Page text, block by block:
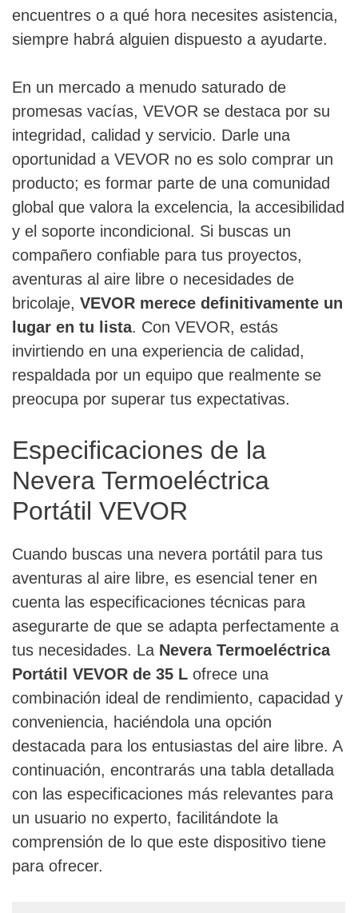
encuentres o a qué hora necesites asistencia,
siempre habrá alguien dispuesto a ayudarte.
En un mercado a menudo saturado de
promesas vacías, VEVOR se destaca por su
integridad, calidad y servicio. Darle una
oportunidad a VEVOR no es solo comprar un
producto; es formar parte de una comunidad
global que valora la excelencia, la accesibilidad
y el soporte incondicional. Si buscas un
compañero confiable para tus proyectos,
aventuras al aire libre o necesidades de
bricolaje, VEVOR merece definitivamente un
lugar en tu lista. Con VEVOR, estás
invirtiendo en una experiencia de calidad,
respaldada por un equipo que realmente se
preocupa por superar tus expectativas.
Especificaciones de la
Nevera Termoeléctrica
Portátil VEVOR
Cuando buscas una nevera portátil para tus
aventuras al aire libre, es esencial tener en
cuenta las especificaciones técnicas para
asegurarte de que se adapta perfectamente a
tus necesidades. La Nevera Termoeléctrica
Portátil VEVOR de 35 L ofrece una
combinación ideal de rendimiento, capacidad y
conveniencia, haciéndola una opción
destacada para los entusiastas del aire libre. A
continuación, encontrarás una tabla detallada
con las especificaciones más relevantes para
un usuario no experto, facilitándote la
comprensión de lo que este dispositivo tiene
para ofrecer.